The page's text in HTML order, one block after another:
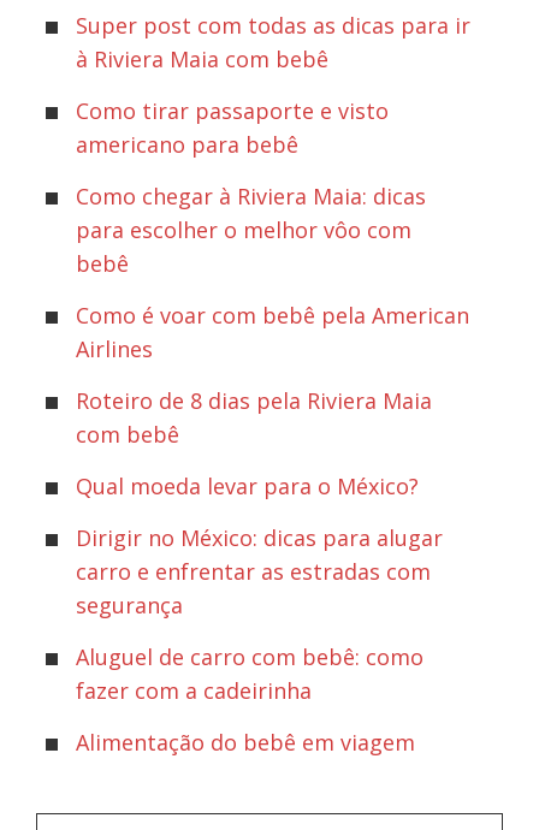
Super post com todas as dicas para ir
à Riviera Maia com bebê
Como tirar passaporte e visto
americano para bebê
Como chegar à Riviera Maia: dicas
para escolher o melhor vôo com
bebê
Como é voar com bebê pela American
Airlines
Roteiro de 8 dias pela Riviera Maia
com bebê
Qual moeda levar para o México?
Dirigir no México: dicas para alugar
carro e enfrentar as estradas com
segurança
Aluguel de carro com bebê: como
fazer com a cadeirinha
Alimentação do bebê em viagem